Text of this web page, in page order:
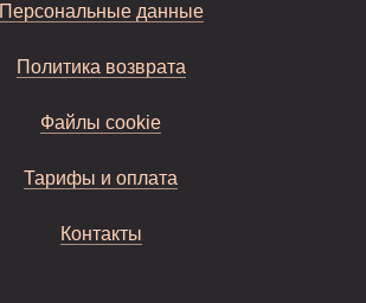
Персональные данные
Политика возврата
Файлы cookie
Тарифы и оплата
Контакты